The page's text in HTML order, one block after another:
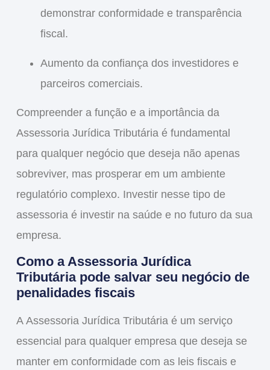
demonstrar conformidade e transparência
fiscal.
Aumento da confiança dos investidores e
parceiros comerciais.
Compreender a função e a importância da
Assessoria Jurídica Tributária é fundamental
para qualquer negócio que deseja não apenas
sobreviver, mas prosperar em um ambiente
regulatório complexo. Investir nesse tipo de
assessoria é investir na saúde e no futuro da sua
empresa.
Como a Assessoria Jurídica
Tributária pode salvar seu negócio de
penalidades fiscais
A Assessoria Jurídica Tributáriaé um serviço
essencial para qualquer empresa que deseja se
manter em conformidade com as leis fiscais e